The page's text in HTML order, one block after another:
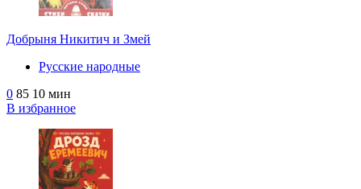
Добрыня Никитич и Змей
Русские народные
0 85 10 мин
В избранное